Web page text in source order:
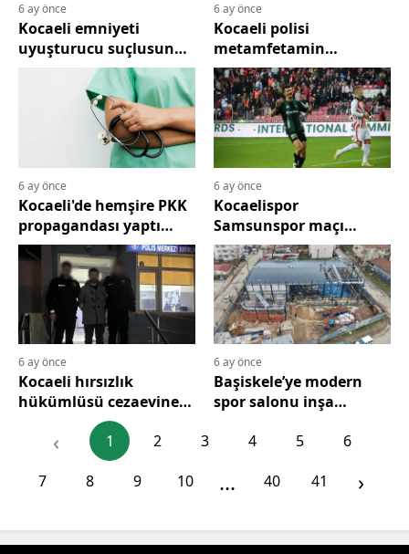
6 ay önce
Kocaeli emniyeti
uyuşturucu suçlusunu
6 ay önce
Kocaeli polisi
metamfetamin
operasyonu
gerçekleştirdi
6 ay önce
Kocaeli'de hemşire PKK
propagandası yaptı
gözaltına alındı
6 ay önce
Kocaelispor
Samsunspor maçı
berabere bitti
6 ay önce
Kocaeli hırsızlık
hükümlüsü cezaevine
teslim edildi
6 ay önce
Başiskele’ye modern
spor salonu inşa
‹ 1 2 3 4 5
6
7
8 9 10 ... 40 41 ›